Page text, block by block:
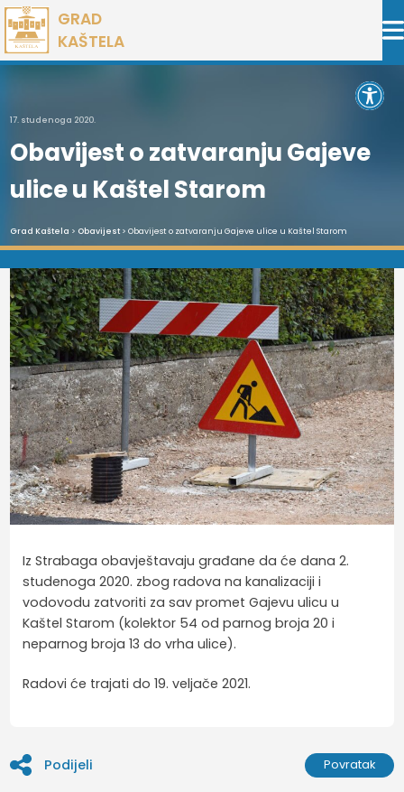
Preskoči
na
sadržaj
GRAD
KAŠTELA
17. studenoga 2020.
Obavijest o zatvaranju Gajeve
ulice u Kaštel Starom
Grad Kaštela > Obavijest> Obavijest o zatvaranju Gajeve ulice u Kaštel Starom
Iz Strabaga obavještavaju građane da će dana 2.
studenoga 2020. zbog radova na kanalizaciji i
vodovodu zatvoriti za sav promet Gajevu ulicu u
Kaštel Starom (kolektor 54 od parnog broja 20 i
neparnog broja 13 do vrha ulice).
Radovi će trajati do 19. veljače 2021.
Podijeli Povratak